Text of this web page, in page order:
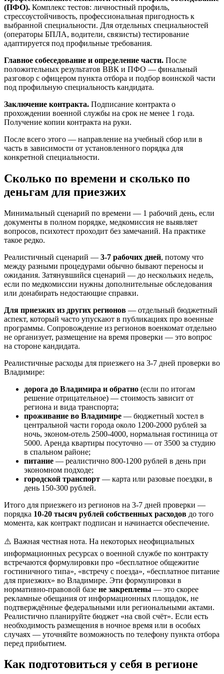
(ПФО). Комплекс тестов: личностный профиль,
стрессоустойчивость, профессиональная пригодность к
выбранной специальности. Для отдельных специальностей
(операторы БПЛА, водители, связисты) тестирование
адаптируется под профильные требования.
Главное собеседование и определение части. После
положительных результатов ВВК и ПФО — финальный
разговор с офицером пункта отбора и подбор воинской части
под профильную специальность кандидата.
Заключение контракта. Подписание контракта о
прохождении военной службы на срок не менее 1 года.
Получение копии контракта на руки.
После всего этого — направление на учебный сбор или в
часть в зависимости от установленного порядка для
конкретной специальности.
Сколько по времени и сколько по
деньгам для приезжих
Минимальный сценарий по времени — 1 рабочий день, если
документы в полном порядке, медкомиссия не выявляет
вопросов, психотест проходит без замечаний. На практике
такое редко.
Реалистичный сценарий — 3-7 рабочих дней, потому что
между разными процедурами обычно бывают переносы и
ожидания. Затянувшийся сценарий — до нескольких недель,
если по медкомиссии нужны дополнительные обследования
или донабирать недостающие справки.
Для приезжих из других регионов — отдельный бюджетный
аспект, который часто упускают в публикациях про военные
программы. Сопровождение из регионов военкомат отдельно
не организует, размещение на время проверки — это вопрос
на стороне кандидата.
Реалистичные расходы для приезжего на 3-7 дней проверки во
Владимире:
дорога до Владимира и обратно (если по итогам
решение отрицательное) — стоимость зависит от
региона и вида транспорта;
проживание во Владимире — бюджетный хостел в
центральной части города около 1200-2000 рублей за
ночь, эконом-отель 2500-4000, нормальная гостиница от
5000. Аренда квартиры посуточно — от 3500 за студию
в спальном районе;
питание — реалистично 800-1200 рублей в день при
экономном подходе;
городской транспорт — карта или разовые поездки, в
день 150-300 рублей.
Итого для приезжего из регионов на 3-7 дней проверки —
порядка 10-20 тысяч рублей собственных расходов до того
момента, как контракт подписан и начинается обеспечение.
⚠️ Важная честная нота. На некоторых неофициальных
информационных ресурсах о военной службе по контракту
встречаются формулировки про «бесплатное общежитие
гостиничного типа», «встречу с поезда», «бесплатное питание
для приезжих» во Владимире. Эти формулировки в
нормативно-правовой базе не закреплены — это скорее
рекламные обещания от информационных площадок, не
подтверждённые федеральными или региональными актами.
Реалистично планируйте бюджет «на свой счёт». Если есть
необходимость размещения в ночное время или в особых
случаях — уточняйте возможность по телефону пункта отбора
перед прибытием.
Как подготовиться у себя в регионе